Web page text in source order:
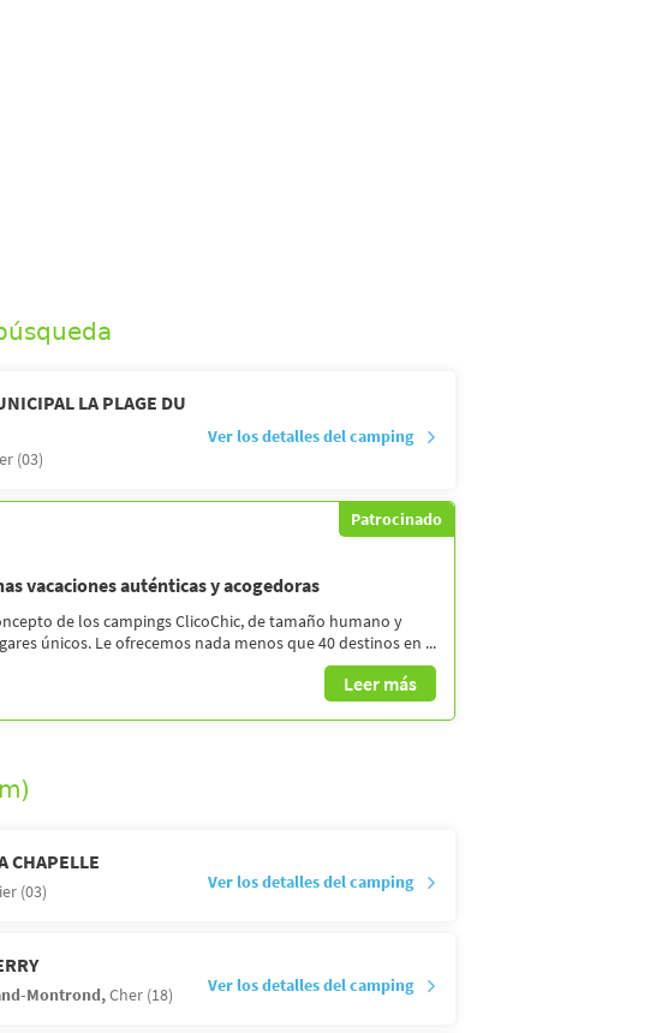
LA PLAGE DU
(03)
Ver los detalles del camping
Patrocinado
vacaciones auténticas y acogedoras
de los campings ClicoChic, de tamaño humano y
únicos. Le ofrecemos nada menos que 40 destinos en ...
Leer más
CHAPELLE
(03) Ver los detalles del camping
Montrond,Cher (18) Ver los detalles del camping